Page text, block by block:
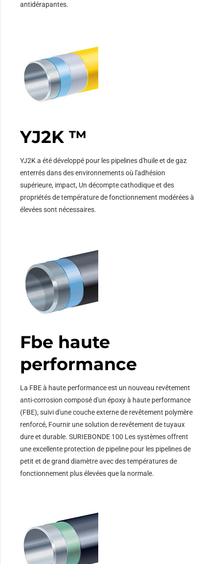
antidérapantes.
YJ2K ™
YJ2K a été développé pour les pipelines d'huile et de gaz
enterrés dans des environnements où l'adhésion
supérieure, impact, Un décompte cathodique et des
propriétés de température de fonctionnement modérées à
élevées sont nécessaires.
Fbe haute
performance
La FBE à haute performance est un nouveau revêtement
anti-corrosion composé d'un époxy à haute performance
(FBE), suivi d'une couche externe de revêtement polymère
renforcé, Fournir une solution de revêtement de tuyaux
dure et durable. SURIEBONDE 100 Les systèmes offrent
une excellente protection de pipeline pour les pipelines de
petit et de grand diamètre avec des températures de
fonctionnement plus élevées que la normale.